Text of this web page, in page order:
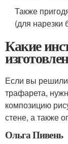
Также
(для нарезки
Какие
Если вы
трафарета,
композицию
стене, а также
Ольга Пивень